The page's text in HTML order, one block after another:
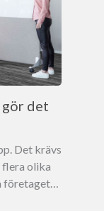
det
Det krävs
olika
företaget…